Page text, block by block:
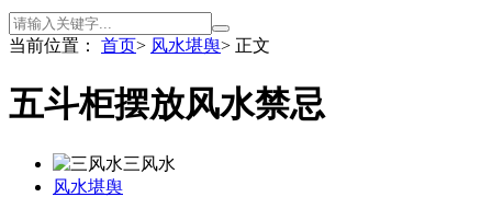
当前位置： 首页> 风水堪舆> 正文
五斗柜摆放风水禁忌
三风水
风水堪舆